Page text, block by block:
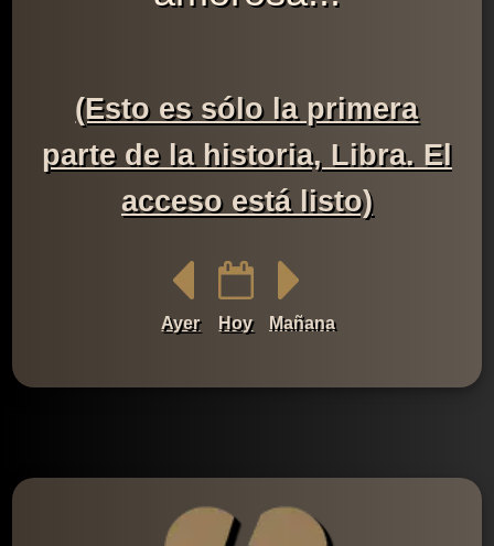
(Esto es sólo la primera
parte de la historia, Libra. El
acceso está listo)
Ayer Hoy Mañana